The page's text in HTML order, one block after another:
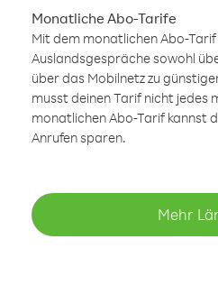
Monatliche Abo-Tarife
Mit dem monatlichen Abo-
Auslandsgespräche sowohl
über das Mobilnetz zu
musst deinen Tarif nicht jedes
monatlichen Abo-Tarif kannst
Anrufen sparen.
Mehr